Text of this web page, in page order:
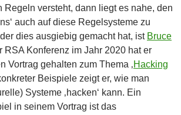
Regeln versteht, dann liegt es nahe, den
auch auf diese Regelsysteme zu
dies ausgiebig gemacht hat, ist Bruce
RSA Konferenz im Jahr 2020 hat er
Vortrag gehalten zum Thema ‚Hacking
Beispiele zeigt er, wie man
Systeme ‚hacken‘ kann. Ein
in seinem Vortrag ist das